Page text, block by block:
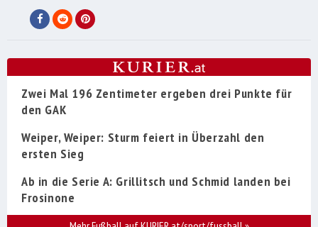
Zwei Mal 196 Zentimeter ergeben drei Punkte für
den GAK
Weiper, Weiper: Sturm feiert in Überzahl den
ersten Sieg
Ab in die Serie A: Grillitsch und Schmid landen bei
Frosinone